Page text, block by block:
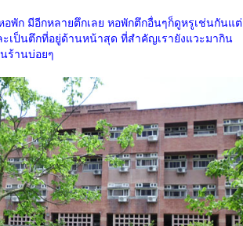
พัก มีอีกหลายตึกเลย หอพักตึกอื่นๆก็ดูหรูเช่นกันแต่
เป็นตึกที่อยู่ด้านหน้าสุด ที่สำคัญเรายังแวะมากิน
ร้านบ่อยๆ